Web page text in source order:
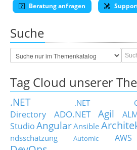
Beratung anfragen
Suche
Tag Cloud unserer
.NET .NET
Directory
ADO.NET Agil
StudioAngularAnsible
ndsschätzung
Automic AWS